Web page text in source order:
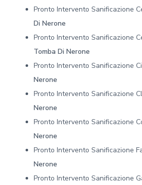
Pronto Intervento Sanificazione
Di Nerone
Pronto Intervento Sanificazione
Tomba Di Nerone
Pronto Intervento Sanificazione
Nerone
Pronto Intervento Sanificazione
Nerone
Pronto Intervento Sanificazione
Nerone
Pronto Intervento Sanificazione
Nerone
Pronto Intervento Sanificazione